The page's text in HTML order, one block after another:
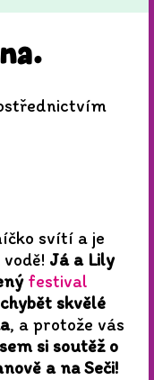
svítí a je
Já a Lily
festival
skvělé
, a protože vás
si soutěž o
a na Seči!